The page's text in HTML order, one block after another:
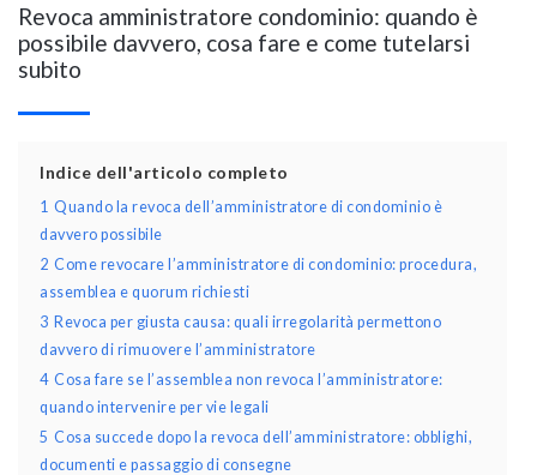
Revoca amministratore condominio: quando è
possibile davvero, cosa fare e come tutelarsi
subito
Indice dell'articolo completo
1 Quando la revoca dell’amministratore di condominio è
davvero possibile
2 Come revocare l’amministratore di condominio: procedura,
assemblea e quorum richiesti
3 Revoca per giusta causa: quali irregolarità permettono
davvero di rimuovere l’amministratore
4 Cosa fare se l’assemblea non revoca l’amministratore:
quando intervenire per vie legali
5 Cosa succede dopo la revoca dell’amministratore: obblighi,
documenti e passaggio di consegne